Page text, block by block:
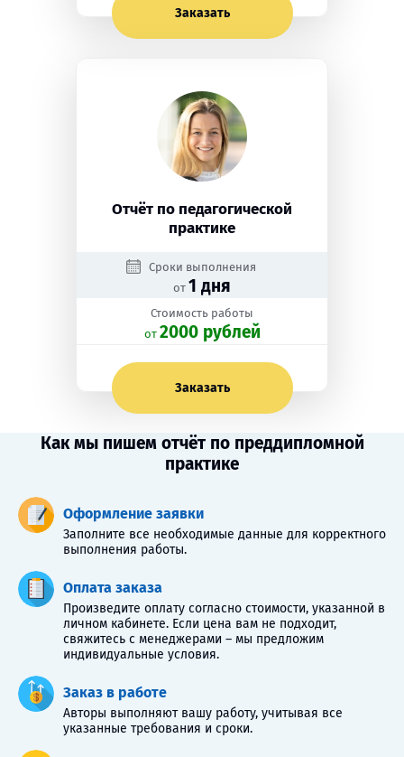
Заказать
Отчёт по педагогической
практике
Сроки выполнения
от 1 дня
Стоимость работы
oт 2000 рублей
Заказать
Как мы пишем отчёт по преддипломной
практике
Оформление заявки
Заполните все необходимые данные для корректного
выполнения работы.
Оплата заказа
Произведите оплату согласно стоимости, указанной в
личном кабинете. Если цена вам не подходит,
свяжитесь с менеджерами – мы предложим
индивидуальные условия.
Заказ в работе
Авторы выполняют вашу работу, учитывая все
указанные требования и сроки.